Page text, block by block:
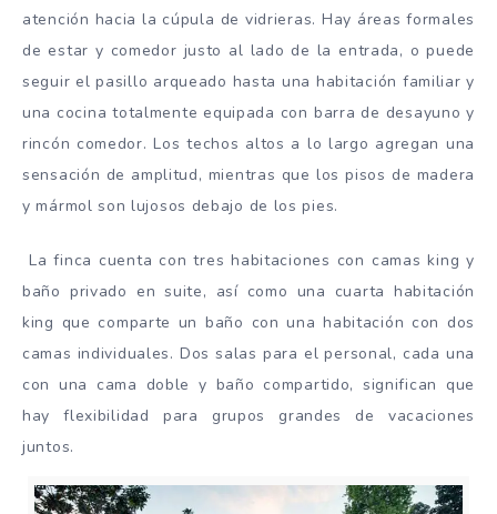
atención hacia la cúpula de vidrieras. Hay áreas formales
de estar y comedor justo al lado de la entrada, o puede
seguir el pasillo arqueado hasta una habitación familiar y
una cocina totalmente equipada con barra de desayuno y
rincón comedor. Los techos altos a lo largo agregan una
sensación de amplitud, mientras que los pisos de madera
y mármol son lujosos debajo de los pies.
La finca cuenta con tres habitaciones con camas king y
baño privado en suite, así como una cuarta habitación
king que comparte un baño con una habitación con dos
camas individuales. Dos salas para el personal, cada una
con una cama doble y baño compartido, significan que
hay flexibilidad para grupos grandes de vacaciones
juntos.